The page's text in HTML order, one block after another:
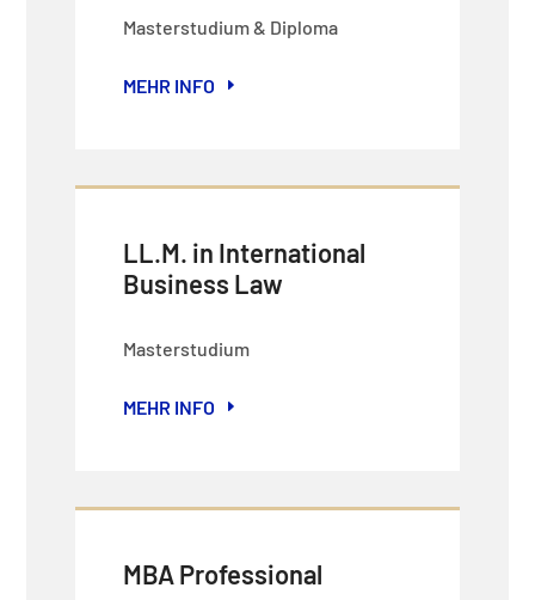
Masterstudium & Diploma
MEHR INFO
LL.M. in International
Business Law
Masterstudium
MEHR INFO
MBA Professional